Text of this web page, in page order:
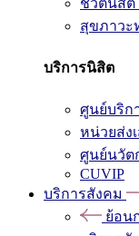
สุขภาวะ
บริการนิสิต
ศูนย์บริก
หน่วยส่ง
ศูนย์นวัต
CUVIP
บริการสังคม
ย้อน